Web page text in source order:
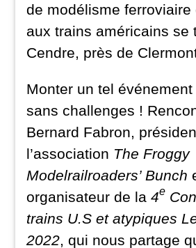
de modélisme ferroviaire
aux trains américains se
Cendre, près de
Monter un tel événement
sans challenges !
Bernard Fabron,
l’association The Froggy
Modelrailroaders’ Bunch
organisateur de la 4e
trains U.S et atypiques
2022, qui nous partage